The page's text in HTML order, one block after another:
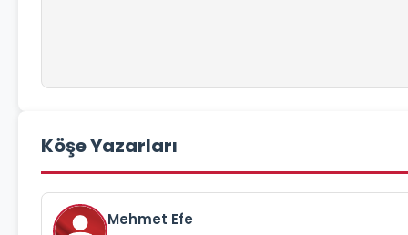
Köşe Yazarları
Mehmet Efe